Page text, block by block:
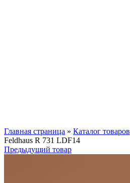
Главная страница » Каталог товаров
Feldhaus R 731 LDF14
Предыдущий товар